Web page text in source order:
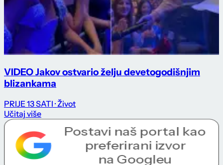
VIDEO Jakov ostvario želju devetogodišnjim
blizankama
PRIJE 13 SATI · Život
Učitaj više